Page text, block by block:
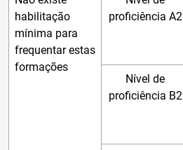
habilitação
mínima para
frequentar estas
formações
proficiência A2
Nível de
proficiência B2